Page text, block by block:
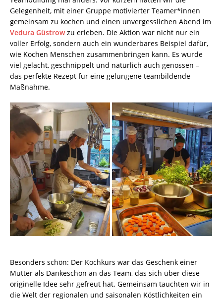
Gelegenheit, mit einer Gruppe motivierter Teamer*innen
gemeinsam zu kochen und einen unvergesslichen Abend im
Vedura Güstrowzu erleben. Die Aktion war nicht nur ein
voller Erfolg, sondern auch ein wunderbares Beispiel dafür,
wie Kochen Menschen zusammenbringen kann. Es wurde
viel gelacht, geschnippelt und natürlich auch genossen –
das perfekte Rezept für eine gelungene teambildende
Maßnahme.
Besonders schön: Der Kochkurs war das Geschenk einer
Mutter als Dankeschön an das Team, das sich über diese
originelle Idee sehr gefreut hat. Gemeinsam tauchten wir in
die Welt der regionalen und saisonalen Köstlichkeiten ein